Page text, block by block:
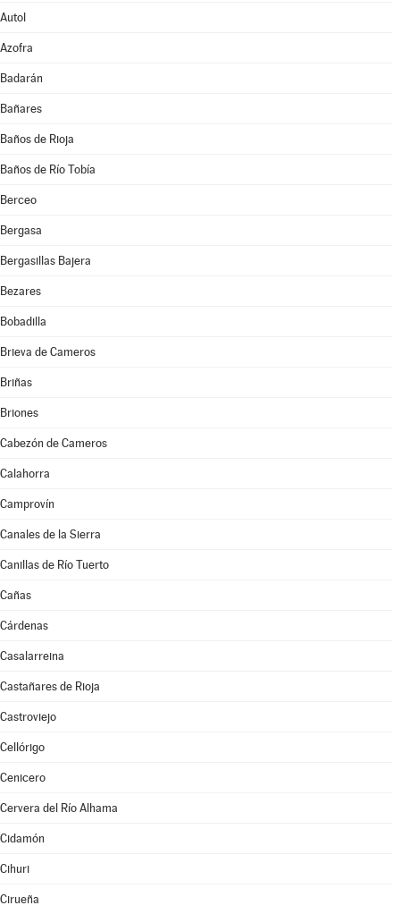
Autol
Azofra
Badarán
Bañares
Baños de Rioja
Baños de Río Tobía
Berceo
Bergasa
Bergasillas Bajera
Bezares
Bobadilla
Brieva de Cameros
Briñas
Briones
Cabezón de Cameros
Calahorra
Camprovín
Canales de la Sierra
Canillas de Río Tuerto
Cañas
Cárdenas
Casalarreina
Castañares de Rioja
Castroviejo
Cellórigo
Cenicero
Cervera del Río Alhama
Cidamón
Cihuri
Cirueña